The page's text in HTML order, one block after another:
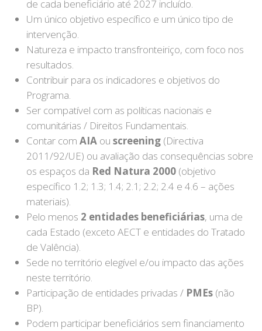
de cada beneficiário até 2027 incluído.
Um único objetivo específico e um único tipo de
intervenção.
Natureza e impacto transfronteiriço, com foco nos
resultados.
Contribuir para os indicadores e objetivos do
Programa.
Ser compatível com as políticas nacionais e
comunitárias / Direitos Fundamentais.
Contar com AIA ou screening (Directiva
2011/92/UE) ou avaliação das consequências sobre
os espaços da Red Natura 2000 (objetivo
específico 1.2; 1.3; 1.4; 2.1; 2.2; 2.4 e 4.6 – ações
materiais).
Pelo menos 2 entidades beneficiárias, uma de
cada Estado (exceto AECT e entidades do Tratado
de Valência).
Sede no território elegível e/ou impacto das ações
neste território.
Participação de entidades privadas / PMEs (não
BP).
Podem participar beneficiários sem financiamento